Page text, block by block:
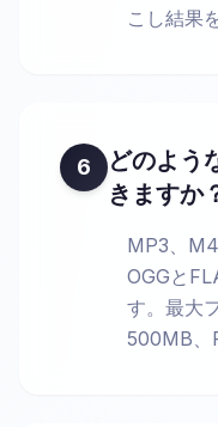
こし結果
6
どのよう
きますか
MP3、
OGGと
す。最大
500MB、